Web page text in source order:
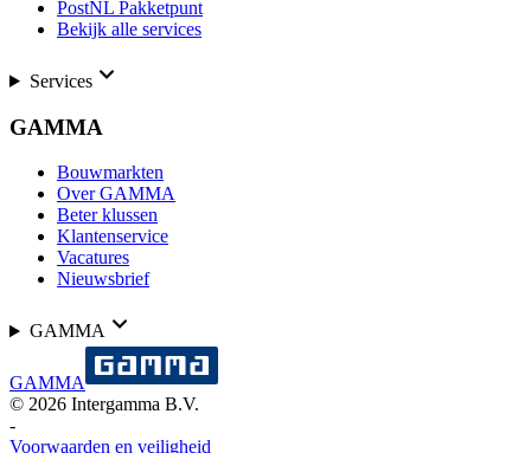
PostNL Pakketpunt
Bekijk alle services
Services
GAMMA
Bouwmarkten
Over GAMMA
Beter klussen
Klantenservice
Vacatures
Nieuwsbrief
GAMMA
GAMMA
© 2026 Intergamma B.V.
-
Voorwaarden en veiligheid